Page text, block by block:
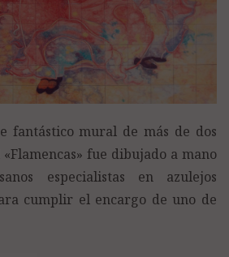
fantástico mural de más de dos
fue dibujado a mano
especialistas en azulejos
cumplir el encargo de uno de